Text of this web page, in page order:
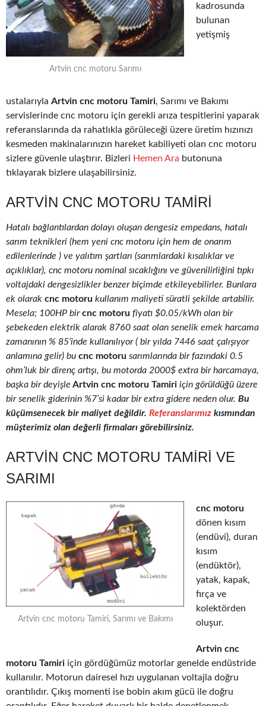
Artvin cnc motoru Sarımı
kadrosunda
bulunan
yetişmiş
ustalarıyla Artvin cnc motoru Tamiri, Sarımı ve Bakımı
servislerinde cnc motoru için gerekli arıza tespitlerini yaparak
referanslarında da rahatlıkla görüleceği üzere üretim hızınızı
kesmeden makinalarınızın hareket kabiliyeti olan cnc motoru
sizlere güvenle ulaştırır. Bizleri Hemen Ara butonuna
tıklayarak bizlere ulaşabilirsiniz.
ARTVIN CNC MOTORU TAMIRI
Hatalı bağlantılardan dolayı oluşan dengesiz empedans, hatalı
sarım teknikleri (hem yeni cnc motoru için hem de onarım
edilenlerinde ) ve yalıtım şartları (sarımlardaki kısalıklar ve
açıklıklar), cnc motoru nominal sıcaklığını ve güvenilirliğini tıpkı
voltajdaki dengesizlikler benzer biçimde etkileyebilirler. Bunlara
ek olarak cnc motoru kullanım maliyeti süratli şekilde artabilir.
Mesela; 100HP bircnc motoru fiyatı $0.05/kWh olan bir
şebekeden elektrik alarak 8760 saat olan senelik emek harcama
zamanının % 85’inde kullanılıyor ( bir yılda 7446 saat çalışıyor
anlamına gelir) bu cnc motoru sarımlarında bir fazındaki 0.5
ohm’luk bir direnç artışı, bu motorda 2000$ extra bir harcamaya,
başka bir deyişle Artvin cnc motoru Tamiri için görüldüğü üzere
bir senelik giderinin %7’si kadar bir extra gidere neden olur. Bu
küçümsenecek bir maliyet değildir. Referanslarımız kısmından
müşterimiz olan değerli firmaları görebilirsiniz.
ARTVIN CNC MOTORU TAMIRI VE
SARIMI
Artvin cnc motoru Tamiri, Sarımı ve Bakımı
cnc motoru
dönen kısım
(endüvi), duran
kısım
(endüktör),
yatak, kapak,
fırça ve
kolektörden
oluşur.
Artvin cnc
motoru Tamiri için gördüğümüz motorlar genelde endüstride
kullanılır. Motorun dairesel hızı uygulanan voltajla doğru
orantılıdır. Çıkış momenti ise bobin akım gücü ile doğru